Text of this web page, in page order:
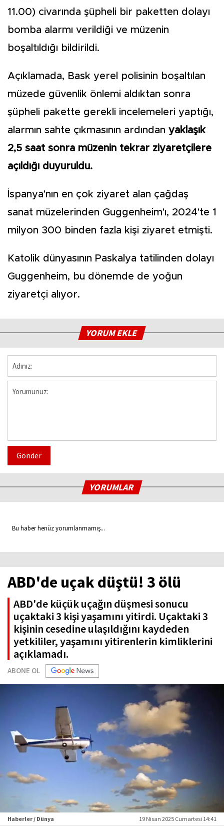
11.00) civarında şüpheli bir paketten dolayı
bomba alarmı verildiği ve müzenin
boşaltıldığı bildirildi.
Açıklamada, Bask yerel polisinin boşaltılan
müzede güvenlik önlemi aldıktan sonra
şüpheli pakette gerekli incelemeleri yaptığı,
alarmın sahte çıkmasının ardından yaklaşık
2,5 saat sonra müzenin tekrar ziyaretçilere
açıldığı duyuruldu.
İspanya'nın en çok ziyaret alan çağdaş
sanat müzelerinden Guggenheim'ı, 2024'te 1
milyon 300 binden fazla kişi ziyaret etmişti.
Katolik dünyasının Paskalya tatilinden dolayı
Guggenheim, bu dönemde de yoğun
ziyaretçi alıyor.
YORUM EKLE
Gönder
YORUMLAR
Bu haber henüz yorumlanmamış...
ABD'de uçak düştü! 3 ölü
ABD'de küçük uçağın düşmesi sonucu
uçaktaki 3 kişi yaşamını yitirdi. Uçaktaki 3
kişinin cesedine ulaşıldığını kaydeden
yetkililer, yaşamını yitirenlerin kimliklerini
açıklamadı.
ABONE OL
Haberler / Dünya 19 Nisan 2025 Cumartesi 14:41